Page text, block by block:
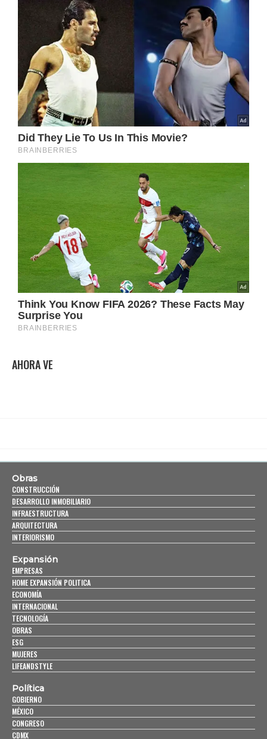
AHORA VE
Obras
CONSTRUCCIÓN
DESARROLLO INMOBILIARIO
INFRAESTRUCTURA
ARQUITECTURA
INTERIORISMO
Expansión
EMPRESAS
HOME EXPANSIÓN POLITICA
ECONOMÍA
INTERNACIONAL
TECNOLOGÍA
OBRAS
ESG
MUJERES
LIFEANDSTYLE
Política
GOBIERNO
MÉXICO
CONGRESO
CDMX